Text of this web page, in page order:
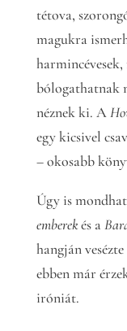
tétova,
magukra
bólogathatnak
néznek ki. A
egy kicsivel
– okosabb
Úgy is
emberekés a
hangján
ebben már
iróniát.